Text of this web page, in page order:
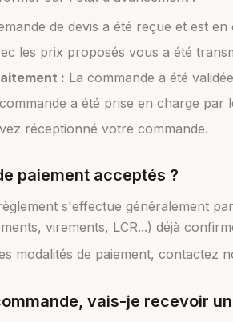
de devis a été reçue et est
les prix proposés vous a été
: La commande a été
a été prise en charge
réceptionné votre commande.
paiement acceptés ?
s'effectue généralement
virements, LCR...) déjà
modalités de paiement, contactez
vais-je recevoir